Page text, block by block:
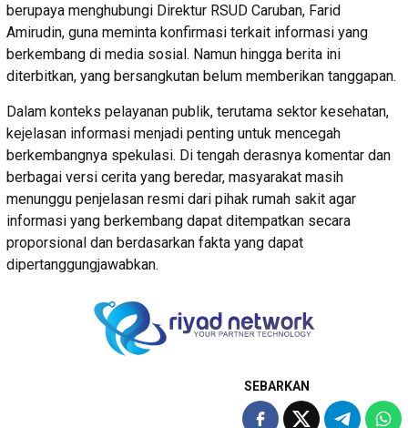
berupaya menghubungi Direktur RSUD Caruban, Farid
Amirudin, guna meminta konfirmasi terkait informasi yang
berkembang di media sosial. Namun hingga berita ini
diterbitkan, yang bersangkutan belum memberikan tanggapan.
Dalam konteks pelayanan publik, terutama sektor kesehatan,
kejelasan informasi menjadi penting untuk mencegah
berkembangnya spekulasi. Di tengah derasnya komentar dan
berbagai versi cerita yang beredar, masyarakat masih
menunggu penjelasan resmi dari pihak rumah sakit agar
informasi yang berkembang dapat ditempatkan secara
proporsional dan berdasarkan fakta yang dapat
dipertanggungjawabkan.
SEBARKAN